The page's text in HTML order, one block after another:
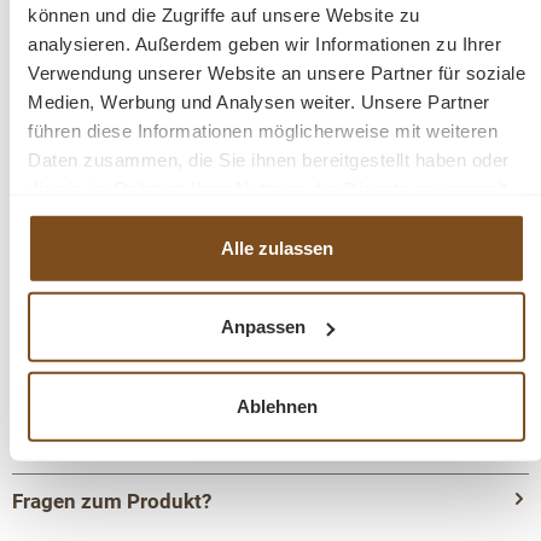
können und die Zugriffe auf unsere Website zu
analysieren. Außerdem geben wir Informationen zu Ihrer
Verwendung unserer Website an unsere Partner für soziale
Medien, Werbung und Analysen weiter. Unsere Partner
führen diese Informationen möglicherweise mit weiteren
Daten zusammen, die Sie ihnen bereitgestellt haben oder
haben.
Alle zulassen
Anpassen
Ablehnen
Gewicht: 9,5 kg
Moderner-Stil
Metallgestell
strapazierfähiger Stoff
1 Paket
Stil Industriell
Die Industriestuhl Kollektion von WOHNPALAST
starkem und selbstbewusstem Charakter. Industrial
steht für cooles und robustes Design, manchmal mit
echtem Vintage-Look. Der Trick liegt in der richtigen
Fragen zum Produkt?